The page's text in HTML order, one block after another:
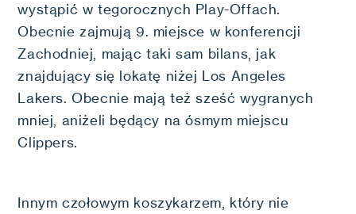
wystąpić w tegorocznych Play-Offach.
Obecnie zajmują 9. miejsce w konferencji
Zachodniej, mając taki sam bilans, jak
znajdujący się lokatę niżej Los Angeles
Lakers. Obecnie mają też sześć wygranych
mniej, aniżeli będący na ósmym miejscu
Clippers.
Innym czołowym koszykarzem, który nie